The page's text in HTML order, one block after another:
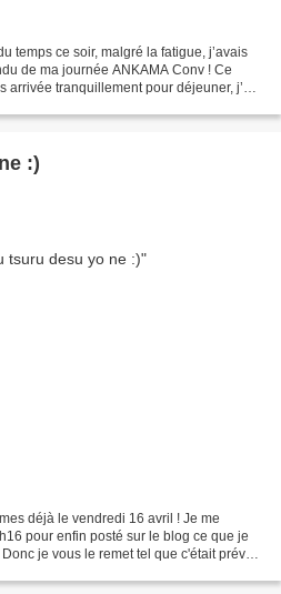
temps ce soir, malgré la fatigue, j’avais
de ma journée ANKAMA Conv ! Ce
tranquillement pour déjeuner, j’ai
:)
déjà le vendredi 16 avril ! Je me
pour enfin posté sur le blog ce que je
je vous le remet tel que c'était prévu !